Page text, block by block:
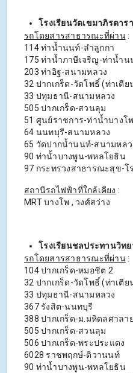
โรงเรียนวัดเขมาภิรตาร
รถโดยสารสาธารณะที่ผ่าน:
114 ท่าน้ำนนท์-ลำลูกกา
175 ท่าน้ำภาษีเจริญ-ท่าน้ำน
203 ท่าอิฐ-สนามหลวง
32 ปากเกร็ด-วัดโพธิ์ (ท่าเตีย
33 ปทุมธานี-สนามหลวง
505 ปากเกร็ด-สวนลุม
51 ศูนย์ราชการ-ท่าน้ำบางโ
64 นนทบุรี-สนามหลวง
65 วัดปากน้ำนนท์-สนามหลว
90 ท่าน้ำบางพูน-พหลโยธิน
97 กระทรวงสาธารณะสุข-โ
สถานีรถไฟฟ้าที่ใกล้เคียง :
MRT บางโพ , วงศ์สว่าง
โรงเรียนชลประทานวิทย
รถโดยสารสาธารณะที่ผ่าน:
104 ปากเกร็ด-หมอชิต 2
32 ปากเกร็ด-วัดโพธิ์ (ท่าเตีย
33 ปทุมธานี-สนามหลวง
367 รังสิต-นนทบุรี
388 ปากเกร็ด-ม.มหิดลศาลา
505 ปากเกร็ด-สวนลุม
506 ปากเกร็ด-พระประแดง
6028 ราชพฤกษ์-ติวานนท์
90 ท่าน้ำบางพูน-พหลโยธิน